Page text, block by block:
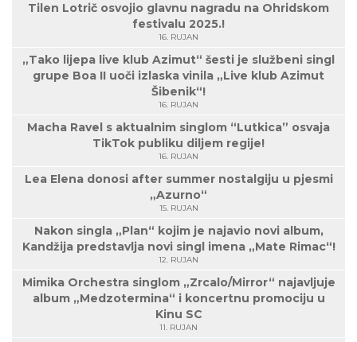
Tilen Lotrič osvojio glavnu nagradu na Ohridskom
festivalu 2025.!
16. RUJAN
„Tako lijepa live klub Azimut“ šesti je službeni singl
grupe Boa II uoči izlaska vinila „Live klub Azimut
Šibenik“!
16. RUJAN
Macha Ravel s aktualnim singlom “Lutkica” osvaja
TikTok publiku diljem regije!
16. RUJAN
Lea Elena donosi after summer nostalgiju u pjesmi
„Azurno“
15. RUJAN
Nakon singla „Plan“ kojim je najavio novi album,
Kandžija predstavlja novi singl imena „Mate Rimac“!
12. RUJAN
Mimika Orchestra singlom „Zrcalo/Mirror“ najavljuje
album „Medzotermina“ i koncertnu promociju u
Kinu SC
11. RUJAN